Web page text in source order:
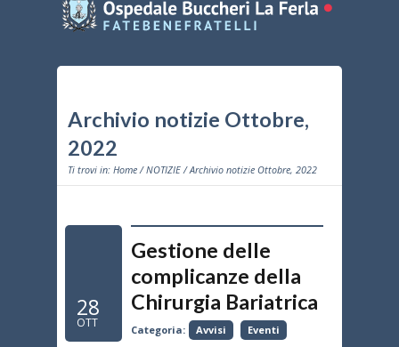
Archivio notizie Ottobre,
2022
Ti trovi in: Home /NOTIZIE / Archivio notizie Ottobre, 2022
28
OTT
Gestione delle
complicanze della
Chirurgia Bariatrica
Categoria: Avvisi Eventi